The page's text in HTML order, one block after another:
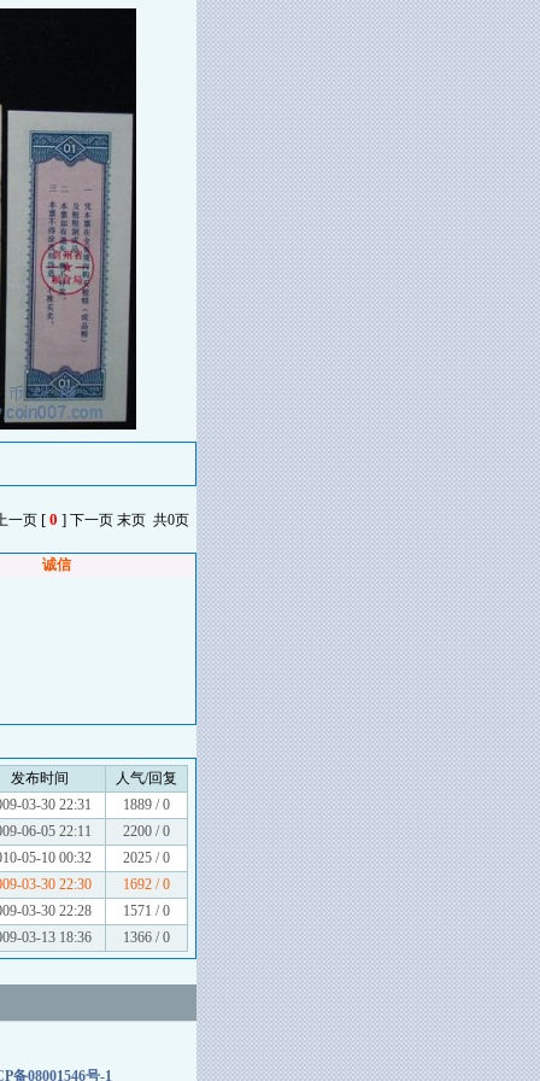
一页 [ 0 ] 下一页 末页 共0页
诚信
发布时间
人气/回复
03-30 22:31
1889 / 0
06-05 22:11
2200 / 0
05-10 00:32
2025 / 0
03-30 22:30
1692 / 0
03-30 22:28
1571 / 0
03-13 18:36
1366 / 0
备08001546号-1